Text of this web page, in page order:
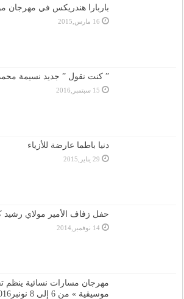
باربارا هندريكس في مهرجان
16 مارس,2015
” كنت نقول ” جديد نسيمة
15 سبتمبر,2016
دنيا باطما عارضة للأزياء
29 يناير,2015
حفل زفاف الأمير مولاي رشيد
14 نوفمبر,2014
مهرجان مسارات نسائية